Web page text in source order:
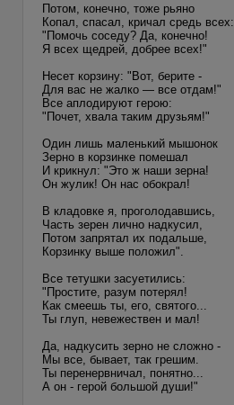
Потом, конечно, тоже рьяно
Копал, спасал, кричал средь всех:
"Помочь соседу? Да, конечно!
Я всех щедрей, добрее всех!"
Несет корзину: "Вот, берите -
Для вас не жалко — все отдам!"
Все аплодируют герою:
"Почет, хвала таким друзьям!"
Один лишь маленький мышонок
Зерно в корзинке помешал
И крикнул: "Это ж наши зерна!
Он жулик! Он нас обокрал!
В кладовке я, проголодавшись,
Часть зерен лично надкусил,
Потом запрятал их подальше,
Корзинку выше положил".
Все тетушки засуетились:
"Простите, разум потерял!
Как смеешь ты, его, святого...
Ты глуп, невежествен и мал!
Да, надкусить зерно не сложно -
Мы все, бывает, так грешим.
Ты перенервничал, понятно...
А он - герой большой души!"